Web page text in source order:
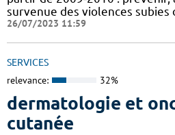
survenue des violences subies
26/07/2023 11:59
SERVICES
relevance: 32%
dermatologie et
cutanée